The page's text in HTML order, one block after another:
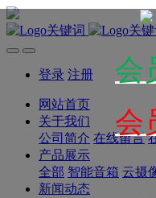
会
会
登录 注册
网站首页
关于我们
公司简介 在线留言
产品展示
全部 智能音箱 云摄
新闻动态